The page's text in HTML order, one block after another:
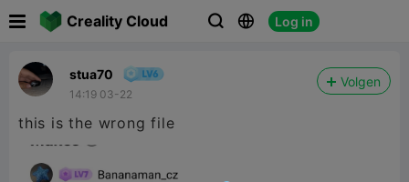
Creality Cloud   Log in
stua70
14:19 03-22
Volgen
this is the wrong file